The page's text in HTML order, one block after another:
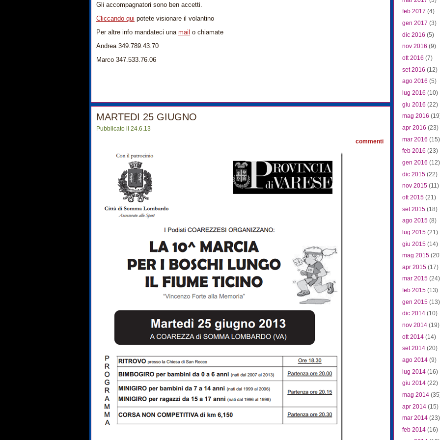
Gli accompagnatori sono ben accetti.
Cliccando qui potete visionare il volantino
Per altre info mandateci una mail o chiamate
Andrea 349.789.43.70
Marco 347.533.76.06
MARTEDI 25 GIUGNO
Pubblicato il 24.6.13
commenti
feb 2017 (4)
gen 2017 (3)
dic 2016 (5)
nov 2016 (9)
ott 2016 (7)
set 2016 (12)
ago 2016 (5)
lug 2016 (10)
giu 2016 (22)
mag 2016
apr 2016 (23)
mar 2016 (15)
feb 2016 (23)
gen 2016 (12)
dic 2015 (22)
nov 2015 (11)
ott 2015 (21)
set 2015 (18)
ago 2015 (8)
lug 2015 (21)
giu 2015 (14)
mag 2015
apr 2015 (17)
mar 2015 (24)
feb 2015 (13)
gen 2015 (13)
dic 2014 (10)
nov 2014 (19)
ott 2014 (14)
set 2014 (20)
ago 2014 (9)
lug 2014 (16)
giu 2014 (22)
mag 2014
apr 2014 (15)
mar 2014 (23)
feb 2014 (16)